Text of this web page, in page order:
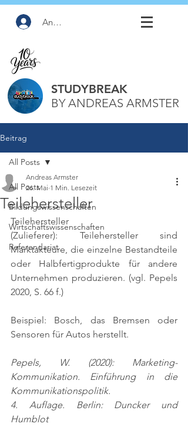
Anmelden
STUDYBREAK
BY ANDREAS ARMSTER
Beitrag
All Posts
Bildungswissenschaften
Wirtschaftswissenschaften
Referendariat
All Posts
Teilehersteller
Andreas Armster
26. Mai 1 Min. Lesezeit
Teilehersteller
(Zulieferer): Teilehersteller sind
Marktakteure, die einzelne Bestandteile
oder Halbfertigprodukte für andere
Unternehmen produzieren. (vgl. Pepels
2020, S. 66 f.)
Beispiel: Bosch, das Bremsen oder
Sensoren für Autos herstellt.
Pepels, W. (2020): Marketing-
Kommunikation. Einführung in die
Kommunikationspolitik.
4. Auflage. Berlin: Duncker und
Humblot